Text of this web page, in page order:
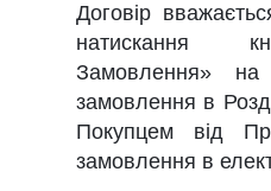
Договір
натискання
Замовлення» на
замовлення в
Покупцем від
замовлення в